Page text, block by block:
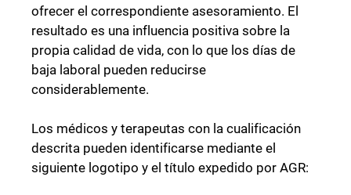
ofrecer el correspondiente asesoramiento. El
resultado es una influencia positiva sobre la
propia calidad de vida, con lo que los días de
baja laboral pueden reducirse
considerablemente.
Los médicos y terapeutas con la cualificación
descrita pueden identificarse mediante el
siguiente logotipo y el título expedido por AGR: